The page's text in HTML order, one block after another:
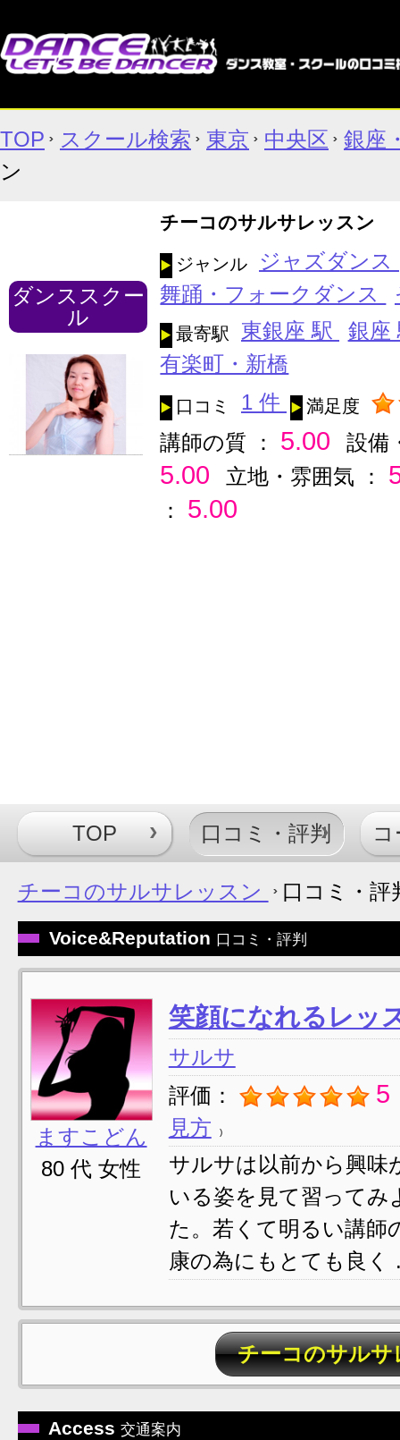
TOP スクール検索 東京 中央区
銀座
ン
ダンススクー
ル
チーコのサルサレッスン
ジャンル
ジャズダンス
舞踊・フォークダンス
最寄駅 東銀座 駅
銀座
有楽町・新橋
口コミ 1 件 満足度
講師の質 ： 5.00 設備
5.00 立地・雰囲気 ：
： 5.00
TOP 口コミ・評判
チーコのサルサレッスン 口コミ・評
Voice&Reputation 口コミ・評判
ますこどん
80 代 女性
笑顔になれるレッ
サルサ
評価：
5
見方
サルサは以前から興
いる姿を見て習って
た。若くて明るい講師
康の為にもとても良く
チーコのサル
Access 交通案内